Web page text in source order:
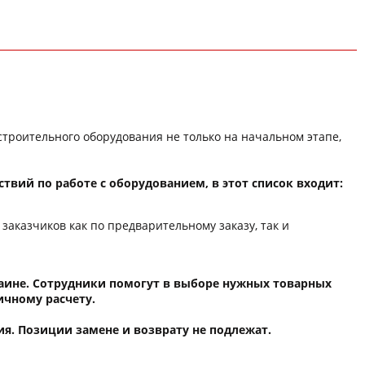
оборудования не только на начальном этапе,
по работе с оборудованием, в этот список входит:
как по предварительному заказу, так и
Сотрудники помогут в выборе нужных товарных
расчету.
Позиции замене и возврату не подлежат.